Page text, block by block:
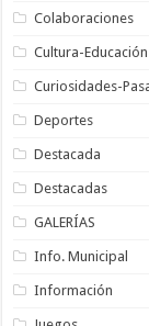
Colaboraciones
Cultura-Educación
Curiosidades-
Deportes
Destacada
Destacadas
GALERÍAS
Info. Municipal
Información